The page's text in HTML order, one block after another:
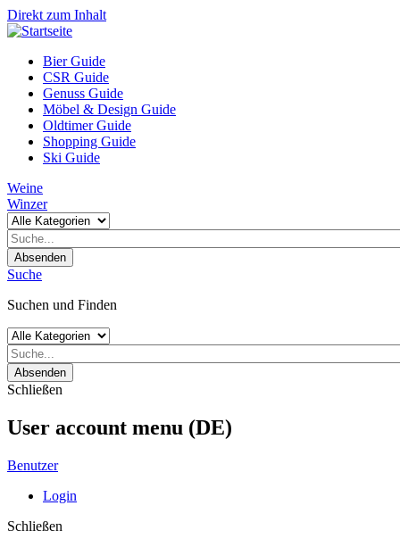
Direkt zum Inhalt
Bier Guide
CSR Guide
Genuss Guide
Möbel & Design Guide
Oldtimer Guide
Shopping Guide
Ski Guide
Weine
Winzer
Absenden
Suche
Suchen und Finden
Absenden
Schließen
User account menu (DE)
Benutzer
Login
Schließen